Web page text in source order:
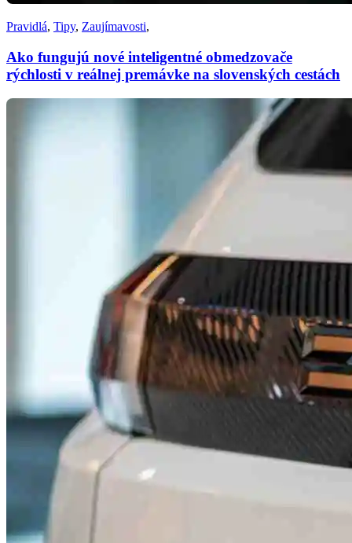
Pravidlá, Tipy, Zaujímavosti,
Ako fungujú nové inteligentné obmedzovače
rýchlosti v reálnej premávke na slovenských cestách